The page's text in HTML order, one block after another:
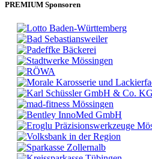
PREMIUM Sponsoren